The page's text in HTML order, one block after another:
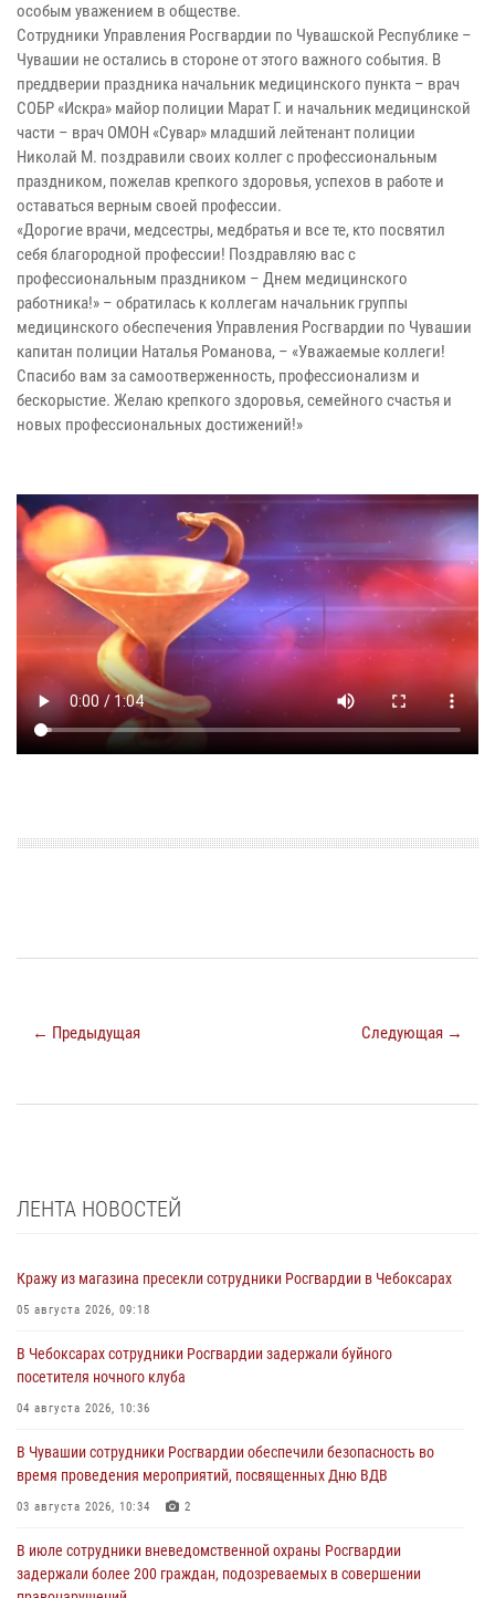
особым уважением в обществе.
Сотрудники Управления Росгвардии по Чувашской Республике –
Чувашии не остались в стороне от этого важного события. В
преддверии праздника начальник медицинского пункта – врач
СОБР «Искра» майор полиции Марат Г. и начальник медицинской
части – врач ОМОН «Сувар» младший лейтенант полиции
Николай М. поздравили своих коллег с профессиональным
праздником, пожелав крепкого здоровья, успехов в работе и
оставаться верным своей профессии.
«Дорогие врачи, медсестры, медбратья и все те, кто посвятил
себя благородной профессии! Поздравляю вас с
профессиональным праздником – Днем медицинского
работника!» – обратилась к коллегам начальник группы
медицинского обеспечения Управления Росгвардии по Чувашии
капитан полиции Наталья Романова, – «Уважаемые коллеги!
Спасибо вам за самоотверженность, профессионализм и
бескорыстие. Желаю крепкого здоровья, семейного счастья и
новых профессиональных достижений!»
← Предыдущая Следующая →
ЛЕНТА НОВОСТЕЙ
Кражу из магазина пресекли сотрудники Росгвардии в Чебоксарах
05 августа 2026, 09:18
В Чебоксарах сотрудники Росгвардии задержали буйного
посетителя ночного клуба
04 августа 2026, 10:36
В Чувашии сотрудники Росгвардии обеспечили безопасность во
время проведения мероприятий, посвященных Дню ВДВ
03 августа 2026, 10:34 2
В июле сотрудники вневедомственной охраны Росгвардии
задержали более 200 граждан, подозреваемых в совершении